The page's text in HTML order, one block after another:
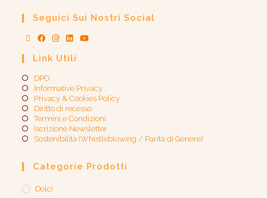
Seguici Sui Nostri Social
Link Utili
DPO
Informative Privacy
Privacy & Cookies Policy
Diritto di recesso
Termini e Condizioni
Iscrizione Newsletter
Sostenibilità (Whistleblowing / Parità di Genere)​
Categorie Prodotti
Dolci